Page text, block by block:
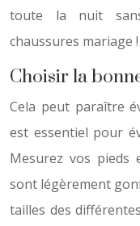
toute la nuit
chaussures mariage !
Choisir la
Cela peut paraître
est essentiel pour
Mesurez vos pieds
sont légèrement
tailles des